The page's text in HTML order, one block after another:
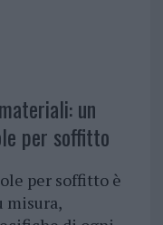
un
per soffitto
per soffitto è
misura,